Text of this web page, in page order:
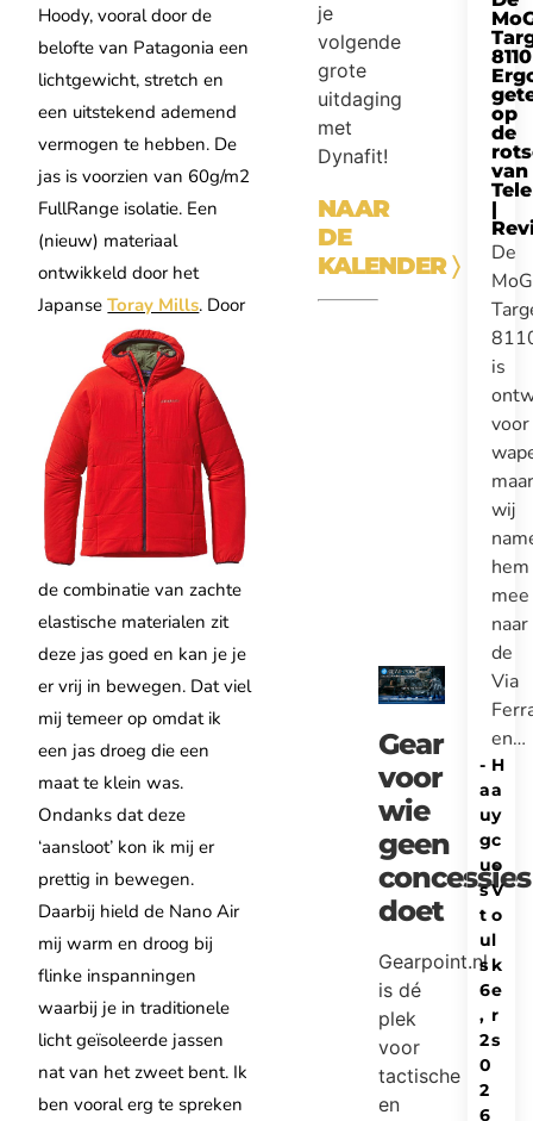
Hoody, vooral door de
belofte van Patagonia een
lichtgewicht, stretch en
een uitstekend ademend
vermogen te hebben. De
jas is voorzien van 60g/m2
FullRange isolatie. Een
(nieuw) materiaal
ontwikkeld door het
JapanseToray Mills. Door
de combinatie van zachte
elastische materialen zit
deze jas goed en kan je je
er vrij in bewegen. Dat viel
mij temeer op omdat ik
een jas droeg die een
maat te klein was.
Ondanks dat deze
‘aansloot’ kon ik mij er
prettig in bewegen.
Daarbij hield de Nano Air
mij warm en droog bij
flinke inspanningen
waarbij je in traditionele
licht geïsoleerde jassen
nat van het zweet bent. Ik
ben vooral erg te spreken
je
volgende
grote
uitdaging
met
Dynafit!
NAAR
DE
KALENDER〉
Gear
voor
wie
geen
concessies
doet
Gearpoint.nl
is dé
plek
voor
tactische
en
8110
op
de
van
|
De
MoG
is
voor
maar
wij
hem
mee
naar
de
Via
en…
H
a
y
c
o
V
o
l
k
e
r
s
-
a
u
g
u
s
t
u
s
6
,
2
0
2
6